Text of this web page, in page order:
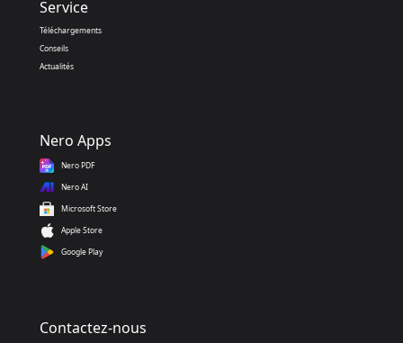
Service
Téléchargements
Conseils
Actualités
Nero Apps
Nero PDF
Nero AI
Microsoft Store
Apple Store
Google Play
Contactez-nous